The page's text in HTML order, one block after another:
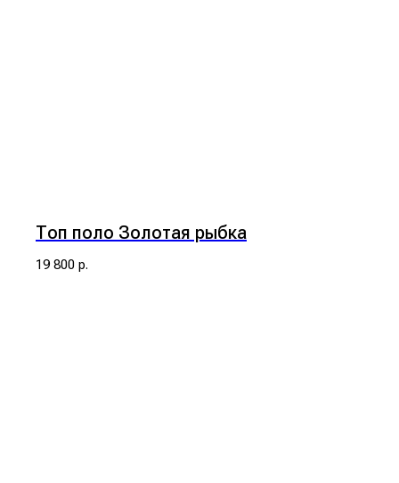
Топ поло Золотая рыбка
19 800 р.